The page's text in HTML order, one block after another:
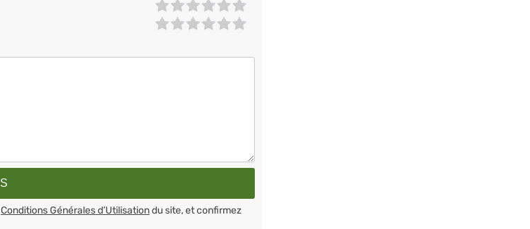
Conditions Générales d’Utilisationdu site, et confirmez